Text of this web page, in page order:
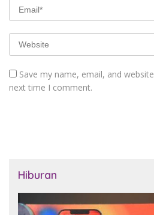
Save my name, email, and
next time I comment.
Hiburan